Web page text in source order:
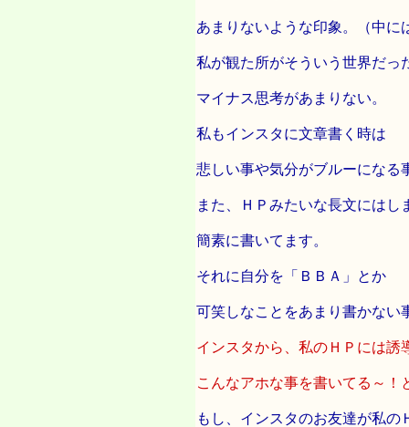
あまりないような印象。（中に
私が観た所がそういう世界だっ
マイナス思考があまりない。
私もインスタに文章書く時は
悲しい事や気分がブルーになる
また、ＨＰみたいな長文にはし
簡素に書いてます。
それに自分を「ＢＢＡ」とか
可笑しなことをあまり書かない
インスタから、私のＨＰには
こんなアホな事を書いてる～
もし、インスタのお友達が私の